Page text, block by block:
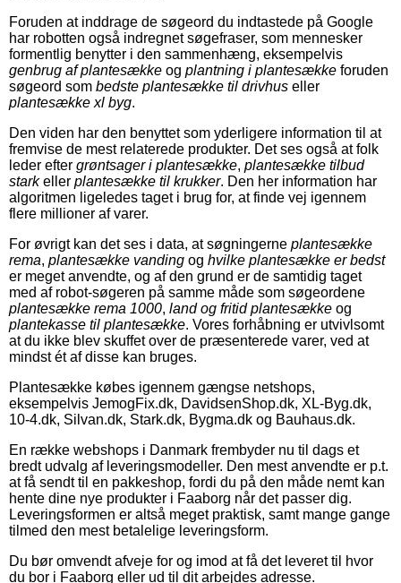
Foruden at inddrage de søgeord du indtastede på Google
har robotten også indregnet søgefraser, som mennesker
formentlig benytter i den sammenhæng, eksempelvis
genbrug af plantesække og plantning i plantesække foruden
søgeord som bedste plantesække til drivhus eller
plantesække xl byg.
Den viden har den benyttet som yderligere information til at
fremvise de mest relaterede produkter. Det ses også at folk
leder efter grøntsager i plantesække, plantesække tilbud
starkeller plantesække til krukker. Den her information har
algoritmen ligeledes taget i brug for, at finde vej igennem
flere millioner af varer.
For øvrigt kan det ses i data, at søgningerne plantesække
rema, plantesække vanding og hvilke plantesække er bedst
er meget anvendte, og af den grund er de samtidig taget
med af robot-søgeren på samme måde som søgeordene
plantesække rema 1000, land og fritid plantesække og
plantekasse til plantesække. Vores forhåbning er utvivlsomt
at du ikke blev skuffet over de præsenterede varer, ved at
mindst ét af disse kan bruges.
Plantesække købes igennem gængse netshops,
eksempelvis JemogFix.dk, DavidsenShop.dk, XL-Byg.dk,
10-4.dk, Silvan.dk, Stark.dk, Bygma.dk og Bauhaus.dk.
En række webshops i Danmark frembyder nu til dags et
bredt udvalg af leveringsmodeller. Den mest anvendte er p.t.
at få sendt til en pakkeshop, fordi du på den måde nemt kan
hente dine nye produkter i Faaborg når det passer dig.
Leveringsformen er altså meget praktisk, samt mange gange
tilmed den mest betalelige leveringsform.
Du bør omvendt afveje for og imod at få det leveret til hvor
du bor i Faaborg eller ud til dit arbejdes adresse.